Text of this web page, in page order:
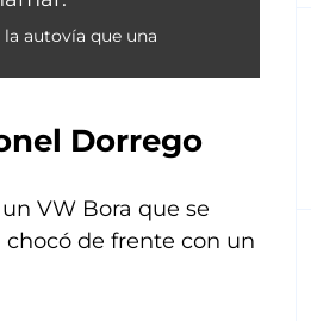
autovía que una
Dorrego
VW Bora que se
de frente con un